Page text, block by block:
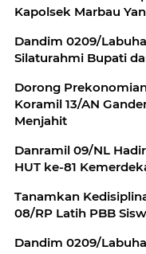
Kapolsek Marbau
Dandim 0209/
Silaturahmi Bupati
Dorong
Koramil 13/AN Gandeng Kaum Ibu ibu Latihan Jahit
Menjahit
Danramil 09/NL
HUT ke-81
Tanamkan
08/RP Latih PBB
Dandim 0209/